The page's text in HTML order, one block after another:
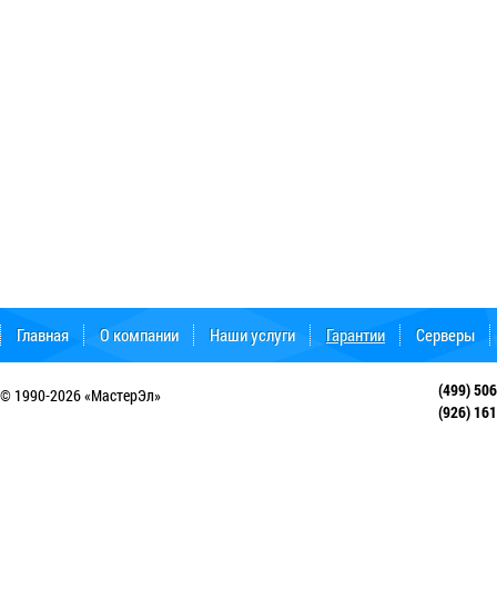
Главная О компании Наши услуги Гарантии Серверы
Форум поддержки
© 1990-2026 «МастерЭл»
(499)
(926)